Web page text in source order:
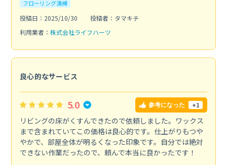
フローリング清掃
投稿日：2025/10/30
投稿者：タマキチ
利用業者： 株式会社ライフハーツ
良心的なサービス
5.0 参考になった +1
リビングの床がくすんできたので依頼しました。ワックス
まで含まれていてこの価格は良心的です。仕上がりもつや
やかで、部屋全体が明るくなった印象です。自分では絶対
できない作業だったので、頼んで本当に良かったです！